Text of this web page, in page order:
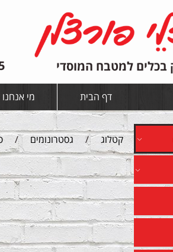
בכלים למטבח המוסדי
דף הבית מי אנחנו
קטלוג / גסטרונומים /